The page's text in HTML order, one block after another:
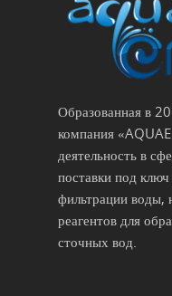
Образованная в
компания
деятельность в
поставки под
фильтрации воды,
реагентов для
сточных вод.